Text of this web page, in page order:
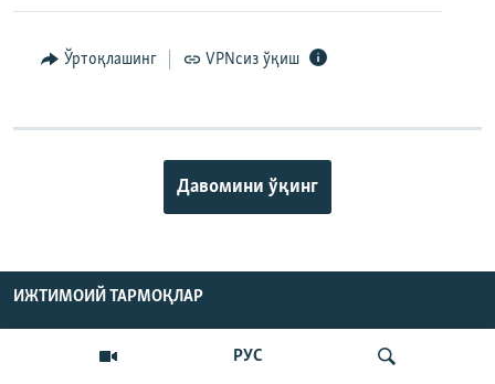
РУС
Ўртоқлашинг VPNсиз ўқиш
Давомини ўқинг
ИЖТИМОИЙ ТАРМОҚЛАР